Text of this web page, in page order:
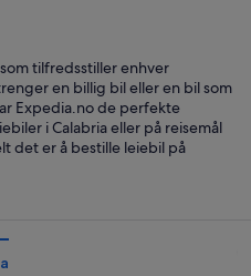
tilfredsstiller enhver
en billig bil eller en bil som
Expedia.no de perfekte
i Calabria eller på reisemål
det er å bestille leiebil på